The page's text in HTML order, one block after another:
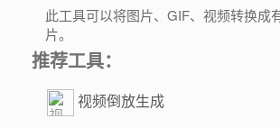
此工具可以将图片、GIF、视频转换成
片。
推荐工具：
视频倒放生成